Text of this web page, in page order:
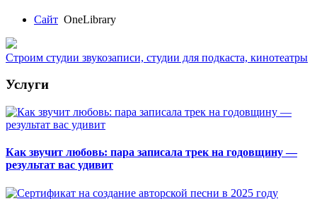
Сайт OneLibrary
Строим студии звукозаписи, студии для подкаста, кинотеатры
Услуги
Как звучит любовь: пара записала трек на годовщину —
результат вас удивит